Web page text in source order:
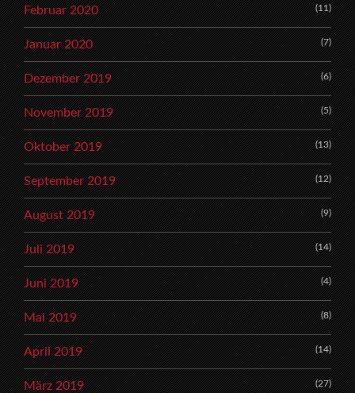
Februar 2020 (11)
Januar 2020 (7)
Dezember 2019 (6)
November 2019 (5)
Oktober 2019 (13)
September 2019 (12)
August 2019 (9)
Juli 2019 (14)
Juni 2019 (4)
Mai 2019 (8)
April 2019 (14)
März 2019 (27)